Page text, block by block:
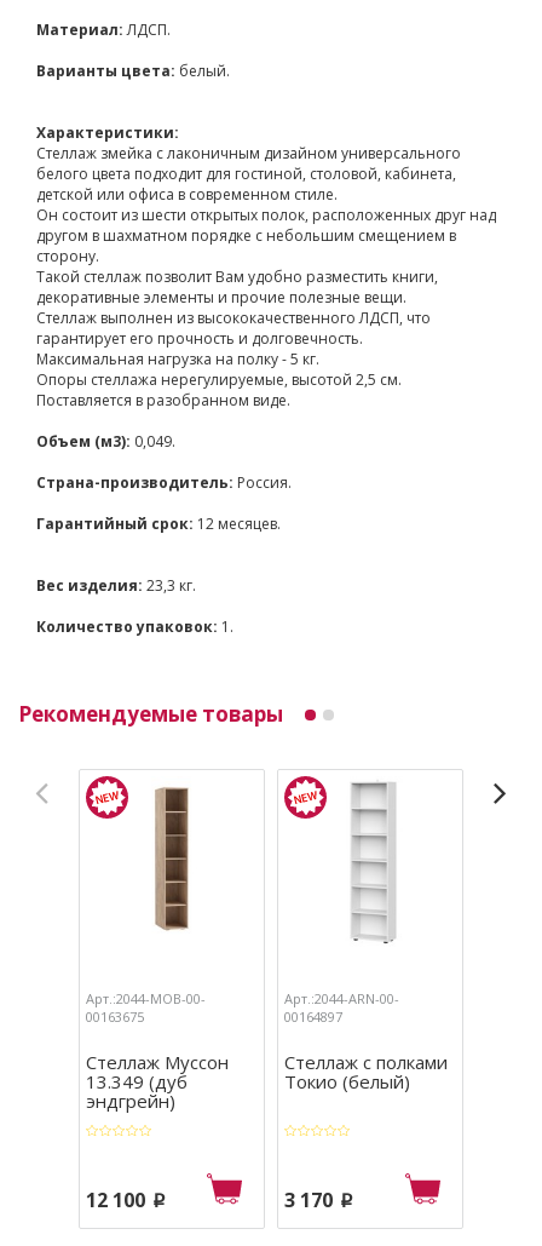
Материал:ЛДСП.
Варианты цвета: белый.
Характеристики:
Стеллаж змейка с лаконичным дизайном универсального
белого цвета подходит для гостиной, столовой, кабинета,
детской или офиса в современном стиле.
Он состоит из шести открытых полок, расположенных друг над
другом в шахматном порядке с небольшим смещением в
сторону.
Такой стеллаж позволит Вам удобно разместить книги,
декоративные элементы и прочие полезные вещи.
Стеллаж выполнен из высококачественного ЛДСП, что
гарантирует его прочность и долговечность.
Максимальная нагрузка на полку - 5 кг.
Опоры стеллажа нерегулируемые, высотой 2,5 см.
Поставляется в разобранном виде.
Объем (м3): 0,049.
Страна-производитель: Россия.
Гарантийный срок: 12 месяцев.
Вес изделия: 23,3 кг.
Количество упаковок: 1.
Рекомендуемые товары
Арт.:2044-MOB-00-
00163675
Стеллаж Муссон
13.349 (дуб
эндгрейн)
12 100 p
Арт.:2044-ARN-00-
00164897
Стеллаж с полками
Токио (белый)
3 170 p